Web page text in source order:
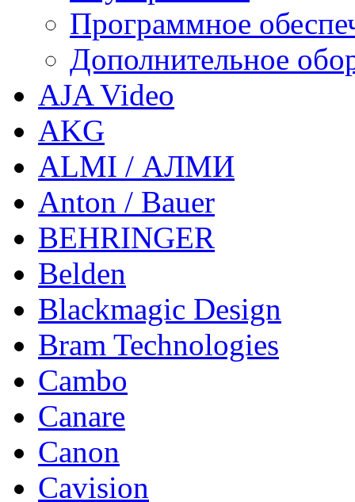
Программное
Дополнительное
AJA Video
AKG
ALMI / АЛМИ
Anton / Bauer
BEHRINGER
Belden
Blackmagic Design
Bram Technologies
Cambo
Canare
Canon
Cavision